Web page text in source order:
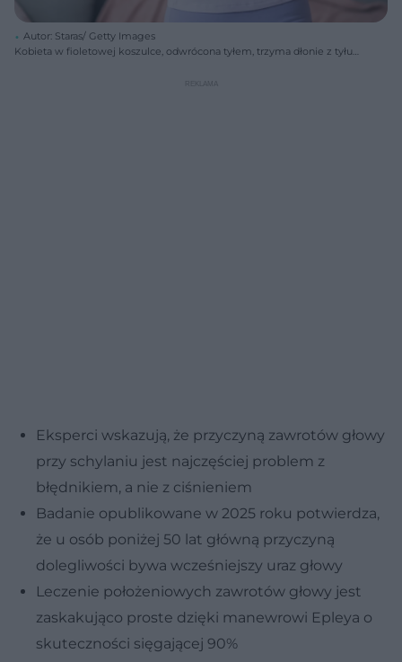
Autor: Staras/ Getty Images
Kobieta w fioletowej koszulce, odwrócona tyłem, trzyma dłonie z tyłu
Informacje o przyczynach i leczeniu problemów z zawrotami głowy
Eksperci wskazują, że przyczyną zawrotów głowy
przy schylaniu jest najczęściej problem z
błędnikiem, a nie z ciśnieniem
Badanie opublikowane w 2025 roku potwierdza,
że u osób poniżej 50 lat główną przyczyną
dolegliwości bywa wcześniejszy uraz głowy
Leczenie położeniowych zawrotów głowy jest
zaskakująco proste dzięki manewrowi Epleya o
skuteczności sięgającej 90%